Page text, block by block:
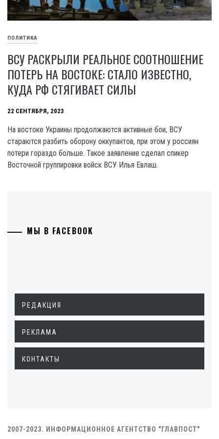
ПОЛИТИКА
ВСУ РАСКРЫЛИ РЕАЛЬНОЕ СООТНОШЕНИЕ
ПОТЕРЬ НА ВОСТОКЕ: СТАЛО ИЗВЕСТНО,
КУДА РФ СТЯГИВАЕТ СИЛЫ
22 СЕНТЯБРЯ, 2023
На востоке Украины продолжаются активные бои, ВСУ
стараются разбить оборону оккупантов, при этом у россиян
потери гораздо больше. Такое заявление сделал спикер
Восточной группировки войск ВСУ Илья Евлаш.
МЫ В FACEBOOK
РЕДАКЦИЯ
РЕКЛАМА
КОНТАКТЫ
2007-2023. ИНФОРМАЦИОННОЕ АГЕНТСТВО "ГЛАВПОСТ"